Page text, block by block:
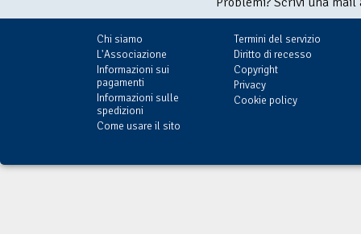
Chi siamo
L'Associazione
Informazioni sui
pagamenti
Informazioni sulle
spedizioni
Come usare il sito
Termini del servizio
Diritto di recesso
Copyright
Privacy
Cookie policy